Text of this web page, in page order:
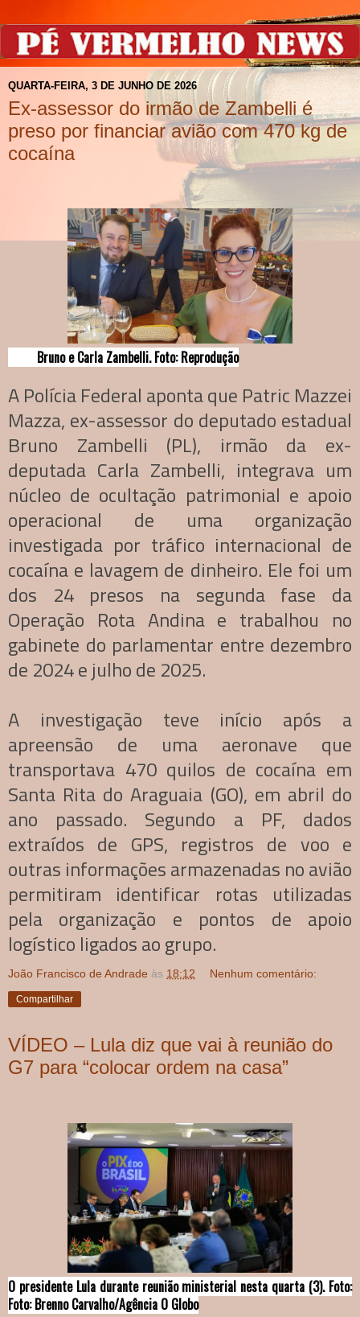
QUARTA-FEIRA, 3 DE JUNHO DE 2026
Ex-assessor do irmão de Zambelli é
preso por financiar avião com 470 kg de
cocaína
Bruno e Carla Zambelli. Foto: Reprodução
A Polícia Federal aponta que Patric Mazzei
Mazza, ex-assessor do deputado estadual
Bruno Zambelli (PL), irmão da ex-
deputada Carla Zambelli, integrava um
núcleo de ocultação patrimonial e apoio
operacional de uma organização
investigada por tráfico internacional de
cocaína e lavagem de dinheiro. Ele foi um
dos 24 presos na segunda fase da
Operação Rota Andina e trabalhou no
gabinete do parlamentar entre dezembro
de 2024 e julho de 2025.
A investigação teve início após a
apreensão de uma aeronave que
transportava 470 quilos de cocaína em
Santa Rita do Araguaia (GO), em abril do
ano passado. Segundo a PF, dados
extraídos de GPS, registros de voo e
outras informações armazenadas no avião
permitiram identificar rotas utilizadas
pela organização e pontos de apoio
logístico ligados ao grupo.
João Francisco de Andrade às 18:12 Nenhum comentário:
Compartilhar
VÍDEO – Lula diz que vai à reunião do
G7 para “colocar ordem na casa”
O presidente Lula durante reunião ministerial nesta quarta (3). Foto:
Foto: Brenno Carvalho/Agência O Globo